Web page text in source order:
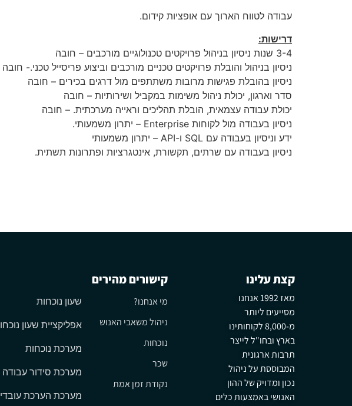
עבודה לטווח הארוך עם אופציות קידום.
דרישות:
3-4 שנות ניסיון בניהול פרויקטים טכנולוגיים מורכבים – חובה
ניסיון בניהול והובלת פרויקטים טכניים מורכבים וביצוע פריסייל טכני.- חובה
ניסיון בהובלת פגישות מרובות משתתפים מול דרגים בכירים – חובה
סדר וארגון, יכולת ניהול משימות במקביל ושירותיות – חובה
יכולת עבודה עצמאית, הובלת תהליכים וראייה מערכתית. – חובה
ניסיון בעבודה מול לקוחות Enterprise – יתרון משמעותי.
ידע וניסיון בעבודה עם SQL ו-API – יתרון משמעותי
ניסיון בעבודה עם שרתים, תקשורת, אינטגרציות ופתרונות תשתית.
קצת עלינו
מאז 1992 אנחנו
מסייעים ליותר
מ-8,000 לקוחותינו
בארץ ובחו"ל לייצר
תרבות ארגונית
המבוססת על ניהול
נכון ומדויק של ההון
האנושי באמצעות כלים
קישורים מהירים
מי אנחנו?
ניהול משאבי האנוש
נוכחות
שכר
נקודת זמן אמת
שעון נוכחות
אפליקציית שעון
מערכת נוכחות
מערכת סידור עבודה
מערכת הערכת